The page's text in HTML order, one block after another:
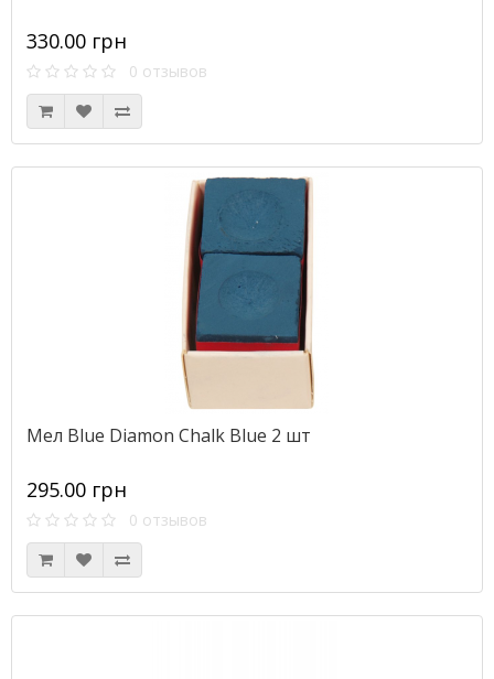
330.00 грн
0 отзывов
Мел Blue Diamon Chalk Blue 2 шт
295.00 грн
0 отзывов